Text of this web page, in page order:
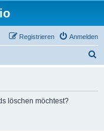
Anmelden
Registrieren
löschen möchtest?